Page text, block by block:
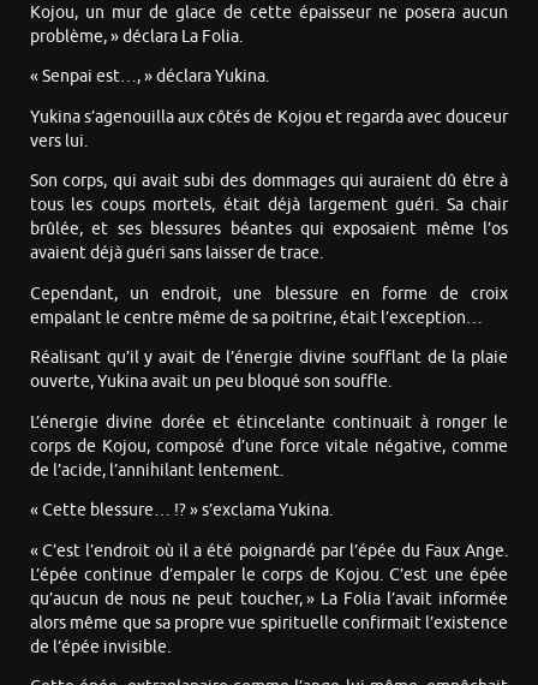
Kojou, un mur de glace de cette épaisseur ne posera aucun
problème, » déclara La Folia.
« Senpai est…, » déclara Yukina.
Yukina s’agenouilla aux côtés de Kojou et regarda avec douceur
vers lui.
Son corps, qui avait subi des dommages qui auraient dû être à
tous les coups mortels, était déjà largement guéri. Sa chair
brûlée, et ses blessures béantes qui exposaient même l’os
avaient déjà guéri sans laisser de trace.
Cependant, un endroit, une blessure en forme de croix
empalant le centre même de sa poitrine, était l’exception…
Réalisant qu’il y avait de l’énergie divine soufflant de la plaie
ouverte, Yukina avait un peu bloqué son souffle.
L’énergie divine dorée et étincelante continuait à ronger le
corps de Kojou, composé d’une force vitale négative, comme
de l’acide, l’annihilant lentement.
« Cette blessure… !? » s’exclama Yukina.
« C’est l’endroit où il a été poignardé par l’épée du Faux Ange.
L’épée continue d’empaler le corps de Kojou. C’est une épée
qu’aucun de nous ne peut toucher, » La Folia l’avait informée
alors même que sa propre vue spirituelle confirmait l’existence
de l’épée invisible.